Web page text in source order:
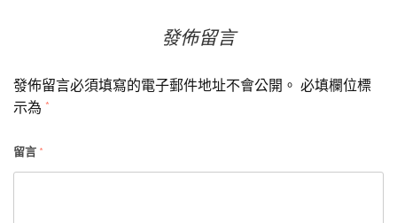
發佈留言
發佈留言必須填寫的電子郵件地址不會公開。 必填欄位標
示為 *
留言 *